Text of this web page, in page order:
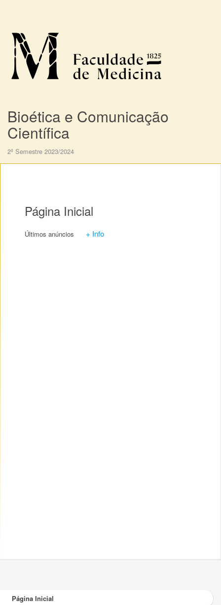
Bioética e Comunicação
Científica
2º Semestre 2023/2024
Página Inicial
Últimos anúncios + Info
Página Inicial